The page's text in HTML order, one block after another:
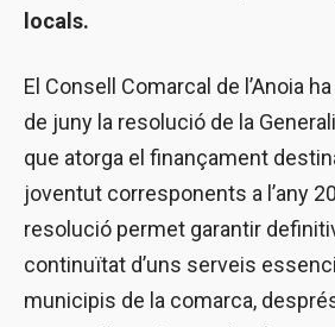
locals.
El Consell Comarcal de l’Anoia
de juny la resolució de la
que atorga el finançament
joventut corresponents a l’any
resolució permet garantir
continuïtat d’uns serveis
municipis de la comarca,